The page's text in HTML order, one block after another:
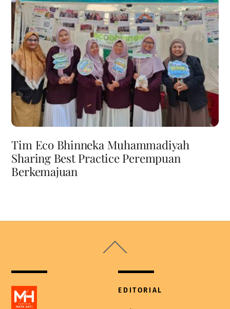
Tim Eco Bhinneka Muhammadiyah
Sharing Best Practice Perempuan
Berkemajuan
To
EDITORIAL